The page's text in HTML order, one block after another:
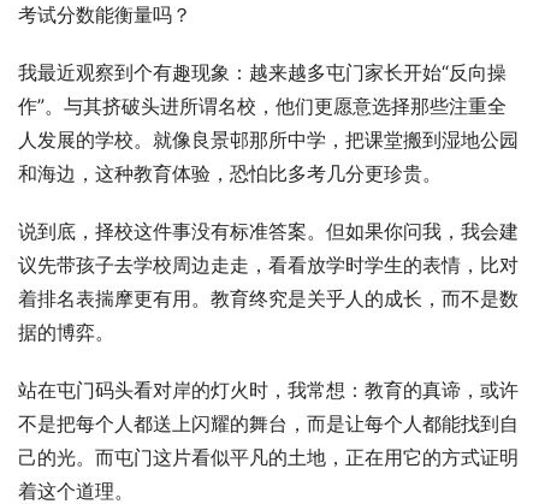
考试分数能衡量吗？
我最近观察到个有趣现象：越来越多屯门家长开始“反向操
作”。与其挤破头进所谓名校，他们更愿意选择那些注重全
人发展的学校。就像良景邨那所中学，把课堂搬到湿地公园
和海边，这种教育体验，恐怕比多考几分更珍贵。
说到底，择校这件事没有标准答案。但如果你问我，我会建
议先带孩子去学校周边走走，看看放学时学生的表情，比对
着排名表揣摩更有用。教育终究是关乎人的成长，而不是数
据的博弈。
站在屯门码头看对岸的灯火时，我常想：教育的真谛，或许
不是把每个人都送上闪耀的舞台，而是让每个人都能找到自
己的光。而屯门这片看似平凡的土地，正在用它的方式证明
着这个道理。